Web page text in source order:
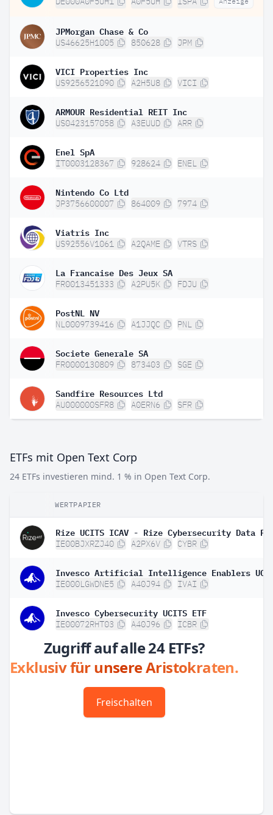
JPMorgan Chase & Co
US46625H1005 850628 JPM
VICI Properties Inc
US9256521090 A2H5U8 VICI
ARMOUR Residential REIT Inc
US0423157058 A3EUUD ARR
Enel SpA
IT0003128367 928624 ENEL
Nintendo Co Ltd
JP3756600007 864009 7974
Viatris Inc
US92556V1061 A2QAME VTRS
La Francaise Des Jeux SA
FR0013451333 A2PU5K FDJU
PostNL NV
NL0009739416 A1JJQC PNL
Societe Generale SA
FR0000130809 873403 SGE
Sandfire Resources Ltd
AU000000SFR8 A0ERN6 SFR
ETFs mit Open Text Corp
24 ETFs investieren mind. 1 % in Open Text Corp.
WERTPAPIER
IE00BJXRZJ40 A2PX6V CYBR
IE000LGWDNE5 A40J94 IVAI
Invesco Cybersecurity UCITS ETF
IE00072RHT03 A40J96 ICBR
Zugriff auf alle 24 ETFs?
Exklusiv für unsere Aristokraten.
Freischalten